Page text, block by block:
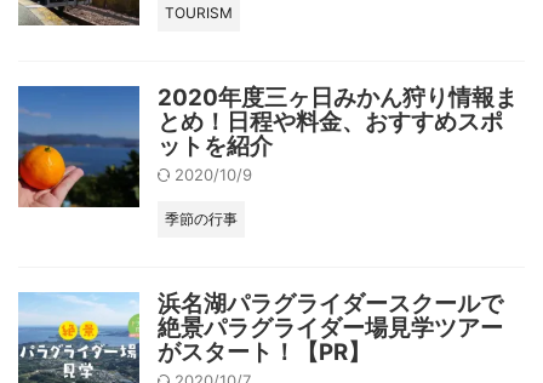
TOURISM
2020年度三ヶ日みかん狩り情報ま
とめ！日程や料金、おすすめスポ
ットを紹介
2020/10/9
季節の行事
浜名湖パラグライダースクールで
絶景パラグライダー場見学ツアー
がスタート！【PR】